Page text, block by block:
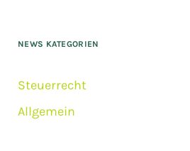
NEWS KATEGORIEN
Steuerrecht
Allgemein